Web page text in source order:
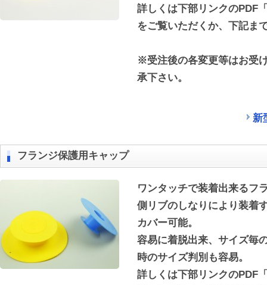
詳しくは下部リンクのPDF
をご覧いただくか、下記ま
※受注後の各変更等はお受
承下さい。
新
フランジ保護用キャップ
ワンタッチで装着出来るフ
側リブのしなりにより装着
カバー可能。
容易に着脱出来、サイズ毎
時のサイズ判別も容易。
詳しくは下部リンクのPDF